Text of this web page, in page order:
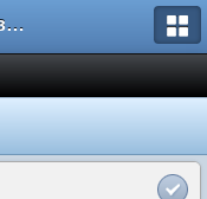
Український Автоклуб ВАЗ